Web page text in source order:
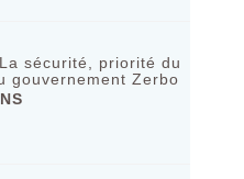
sécurité, priorité du
gouvernement Zerbo